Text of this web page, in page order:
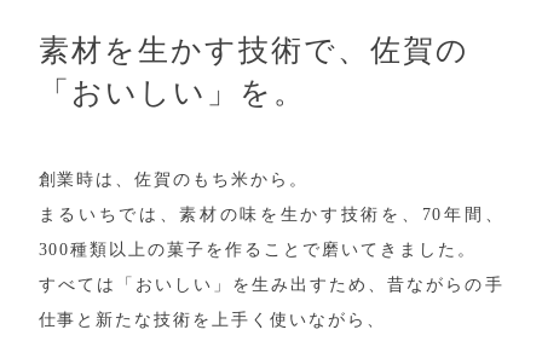
素材を生かす技術で、佐賀の
「おいしい」を。
創業時は、佐賀のもち米から。
まるいちでは、素材の味を生かす技術を、70年間、
300種類以上の菓子を作ることで磨いてきました。
すべては「おいしい」を生み出すため、昔ながらの手
仕事と新たな技術を上手く使いながら、